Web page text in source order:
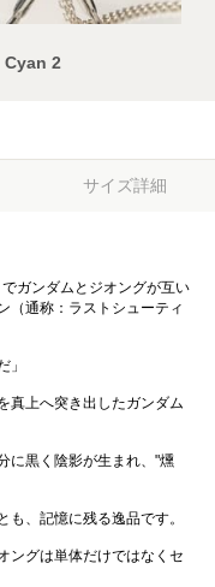
Cyan 2
サイズ詳細
ガンダムとジオングが互い
（通称：ラストシューティ
」
真上へ突き出したガンダム
に黒く陰影が生まれ、"燻
、記憶に残る逸品です。
ングは単体だけではなくセ